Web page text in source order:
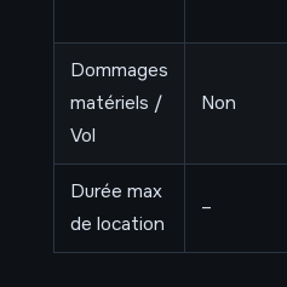
Dommages
matériels /
Vol
Non
Durée max
de location
–